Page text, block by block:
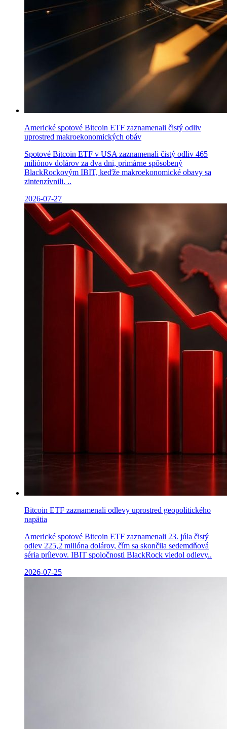
Americké spotové Bitcoin ETF zaznamenali čistý odliv
uprostred makroekonomických obáv
Spotové Bitcoin ETF v USA zaznamenali čistý odliv 465
miliónov dolárov za dva dni, primárne spôsobený
BlackRockovým IBIT, keďže makroekonomické obavy sa
zintenzívnili. ..
2026-07-27
Bitcoin ETF zaznamenali odlevy uprostred geopolitického
napätia
Americké spotové Bitcoin ETF zaznamenali 23. júla čistý
odlev 225,2 milióna dolárov, čím sa skončila sedemdňová
séria prílevov. IBIT spoločnosti BlackRock viedol odlevy..
2026-07-25